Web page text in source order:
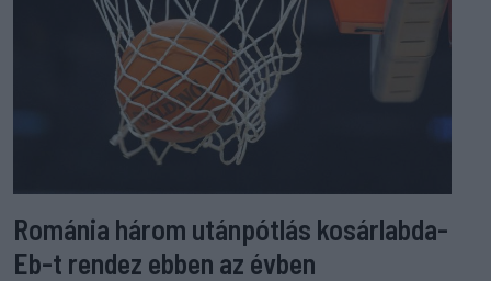
Románia három utánpótlás kosárlabda-
Eb-t rendez ebben az évben